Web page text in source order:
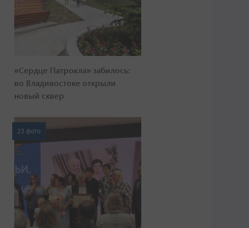
«Сердце Патрокла» забилось:
во Владивостоке открыли
новый сквер
23 фото